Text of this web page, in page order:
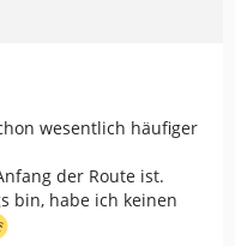
wesentlich häufiger
der Route ist.
bin, habe ich keinen